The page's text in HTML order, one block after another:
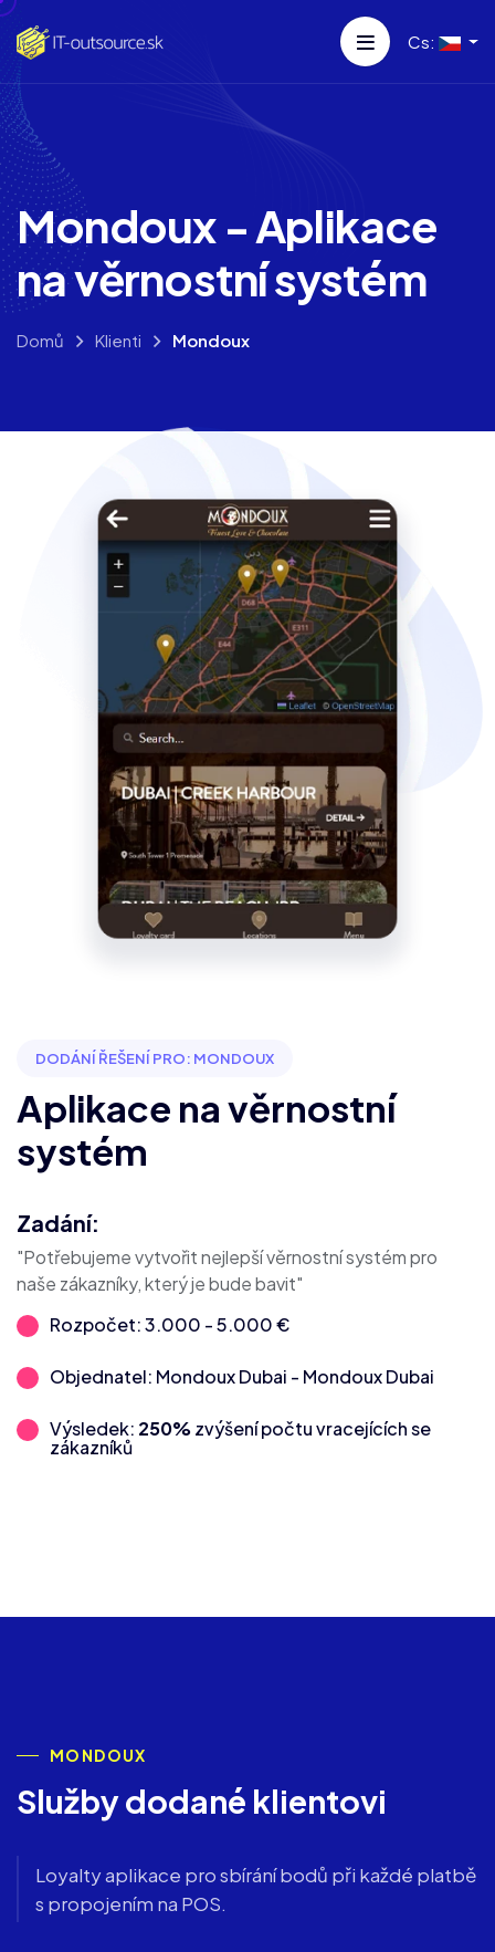
Cs:
Mondoux - Aplikace
na věrnostní systém
Domů Klienti Mondoux
DODÁNÍ ŘEŠENÍ PRO: MONDOUX
Aplikace na věrnostní
systém
Zadání:
"Potřebujeme vytvořit nejlepší věrnostní systém pro
naše zákazníky, který je bude bavit"
Rozpočet: 3.000 - 5.000 €
Objednatel: Mondoux Dubai - Mondoux Dubai
Výsledek: 250% zvýšení počtu vracejících se
zákazníků
MONDOUX
Služby dodané klientovi
Loyalty aplikace pro sbírání bodů při každé platbě
s propojením na POS.